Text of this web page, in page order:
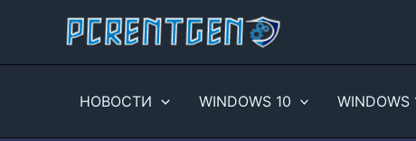
НОВОСТИ WINDOWS 10 WINDOWS